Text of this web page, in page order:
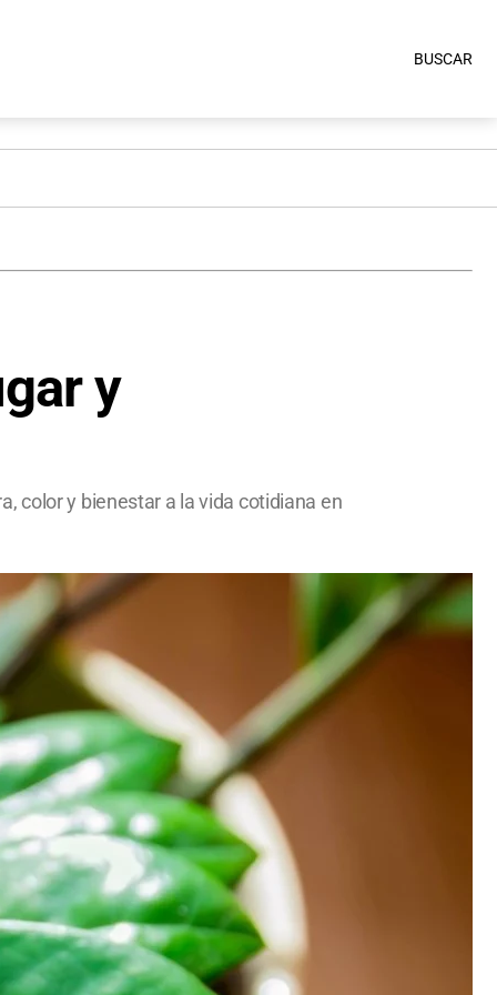
BUSCAR
y
color y bienestar a la vida cotidiana en